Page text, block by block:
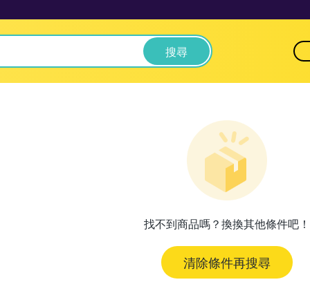
搜尋
找不到商品嗎？換換其他條件吧！
清除條件再搜尋